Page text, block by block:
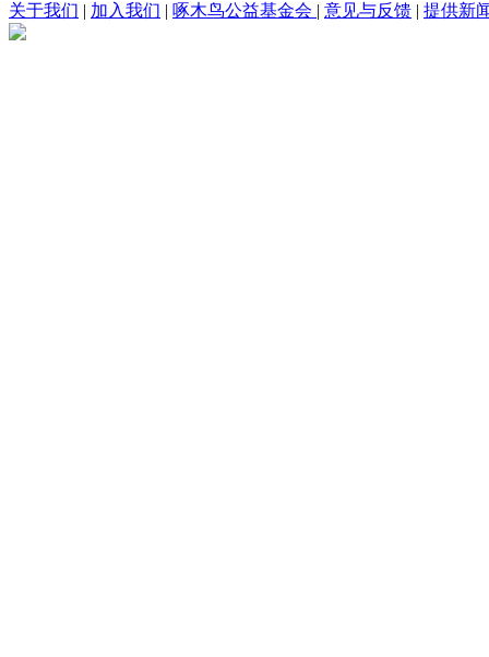
关于我们 | 加入我们 | 啄木鸟公益基金会 | 意见与反馈 | 提供新